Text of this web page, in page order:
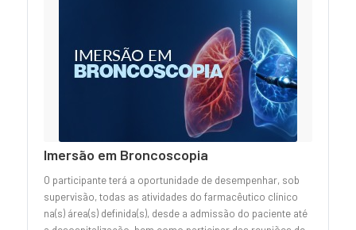
Imersão em Broncoscopia
O participante terá a oportunidade de desempenhar, sob
supervisão, todas as atividades do farmacêutico clínico
na(s) área(s) definida(s), desde a admissão do paciente até